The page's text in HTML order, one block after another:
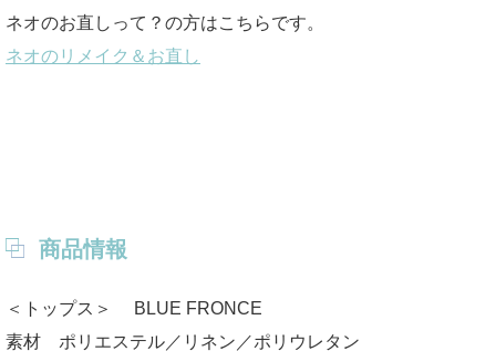
ネオのお直しって？の方はこちらです。
ネオのリメイク＆お直し
商品情報
＜トップス＞ BLUE FRONCE
素材 ポリエステル／リネン／ポリウレタン